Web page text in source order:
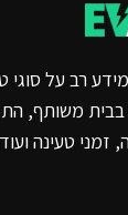
רב על
בבית משותף,
זמני טעינה